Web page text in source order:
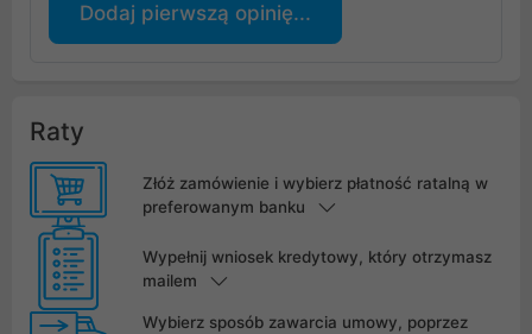
Dodaj pierwszą opinię...
Raty
Złóż zamówienie i wybierz płatność ratalną w
preferowanym banku
Wypełnij wniosek kredytowy, który otrzymasz
mailem
Wybierz sposób zawarcia umowy, poprzez